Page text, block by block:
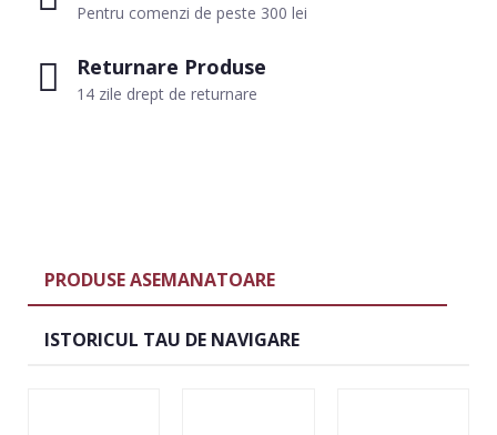
Pentru comenzi de peste 300 lei
Returnare Produse
14 zile drept de returnare
PRODUSE ASEMANATOARE
ISTORICUL TAU DE NAVIGARE